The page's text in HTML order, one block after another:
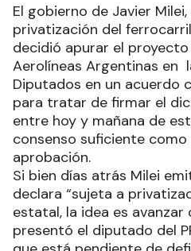
El gobierno de Javier
privatización del
decidió apurar el
Aerolíneas Argentinas en
Diputados en un acuerdo
para tratar de firmar el
entre hoy y mañana de
consenso suficiente
aprobación.
Si bien días atrás Milei
declara “sujeta a
estatal, la idea es
presentó el diputado del